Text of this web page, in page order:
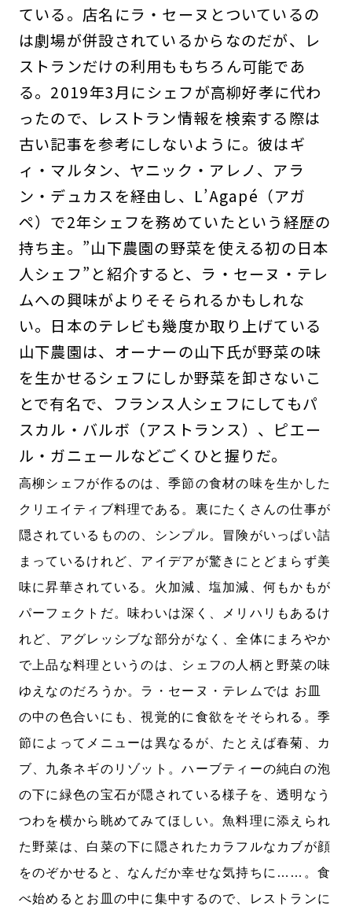
ている。店名にラ・セーヌとついているの
は劇場が併設されているからなのだが、レ
ストランだけの利用ももちろん可能であ
る。2019年3月にシェフが高柳好孝に代わ
ったので、レストラン情報を検索する際は
古い記事を参考にしないように。彼はギ
ィ・マルタン、ヤニック・アレノ、アラ
ン・デュカスを経由し、L’Agapé（アガ
ペ）で2年シェフを務めていたという経歴の
持ち主。”山下農園の野菜を使える初の日本
人シェフ”と紹介すると、ラ・セーヌ・テレ
ムへの興味がよりそそられるかもしれな
い。日本のテレビも幾度か取り上げている
山下農園は、オーナーの山下氏が野菜の味
を生かせるシェフにしか野菜を卸さないこ
とで有名で、フランス人シェフにしてもパ
スカル・バルボ（アストランス）、ピエー
ル・ガニェールなどごくひと握りだ。
高柳シェフが作るのは、季節の食材の味を生かした
クリエイティブ料理である。裏にたくさんの仕事が
隠されているものの、シンプル。冒険がいっぱい詰
まっているけれど、アイデアが驚きにとどまらず美
味に昇華されている。火加減、塩加減、何もかもが
パーフェクトだ。味わいは深く、メリハリもあるけ
れど、アグレッシブな部分がなく、全体にまろやか
で上品な料理というのは、シェフの人柄と野菜の味
ゆえなのだろうか。ラ・セーヌ・テレムでは お皿
の中の色合いにも、視覚的に食欲をそそられる。季
節によってメニューは異なるが、たとえば春菊、カ
ブ、九条ネギのリゾット。ハーブティーの純白の泡
の下に緑色の宝石が隠されている様子を、透明なう
つわを横から眺めてみてほしい。魚料理に添えられ
た野菜は、白菜の下に隠されたカラフルなカブが顔
をのぞかせると、なんだか幸せな気持ちに……。食
べ始めるとお皿の中に集中するので、レストランに